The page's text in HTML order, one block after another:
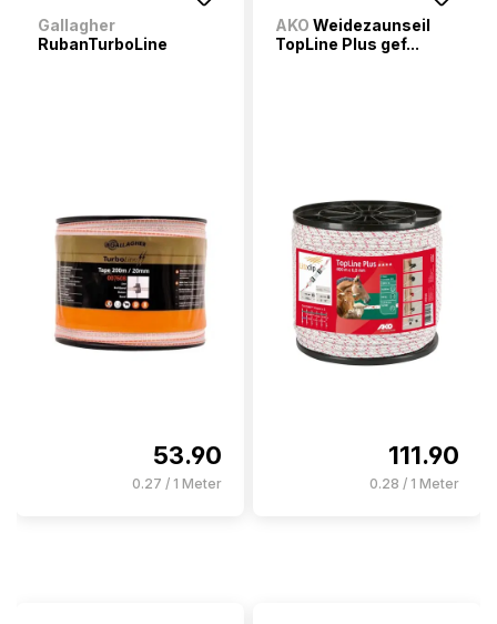
Gallagher
RubanTurboLine
53.90
0.27 / 1 Meter
AKO Weidezaunseil
TopLine Plus gef...
111.90
0.28 / 1 Meter